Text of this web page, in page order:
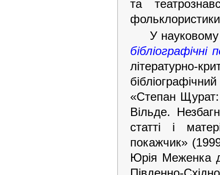
та
У
бібліографічні
«Степан Щурат:
Вільде.
статті і
покажчик»
Юрія Меженка